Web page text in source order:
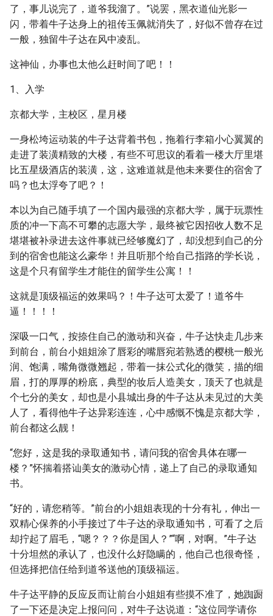
了，事儿说完了，道爷我溜了。”说罢，黑衣道仙光影一
闪，带着牛子达身上的祖传玉佩就消失了，好似不曾存在过
一般，独留牛子达在风中凌乱。
这神仙，办事也太他么赶时间了吧！！
1、入学
京都大学，主校区，星月楼
一身松垮运动装的牛子达背着书包，拖着行李箱小心翼翼的
走进了装潢精致的大楼，有些不可思议的看着一楼大厅里堪
比五星级酒店的装潢，这，这难道就是他未来要住的宿舍了
吗？也太浮夸了吧？！
本以为自己随手填了一个国内最强的京都大学，属于玩票性
质的冲一下高不可攀的志愿大学，最终被它因招收人数不足
堪堪被补录进去这件事就已经够魔幻了，却没想到自己的分
到的宿舍也能这么豪华！并且听那个给自己指路的学长说，
这是个只有留学生才能住的留学生公寓！！
这就是顶级福运的效果吗？！牛子达可太爱了！道爷牛
逼！！！！
深吸一口气，按捺住自己的激动和兴奋，牛子达快走几步来
到前台，前台小姐姐涂了唇彩的嘴唇宛若熟透的樱桃一般光
润、饱满，嘴角微微翘起，带着一抹公式化的微笑，描的细
眉，打的厚厚的粉底，典型的妆后人造美女，顶天了也就是
个七分的美女，却也是小县城出身的牛子达从未见过的大美
人了，看得他牛子达异彩连连，心中感慨不愧是京都大学，
前台都这么靓！
“您好，这是我的录取通知书，请问我的宿舍具体在哪一
楼？”怀揣着搭讪美女的激动心情，递上了自己的录取通知
书。
“好的，请您稍等。”前台的小姐姐表现的十分有礼，伸出一
双精心保养的小手接过了牛子达的录取通知书，可看了之后
却拧起了眉毛，“嗯？？？你是国人？”“啊，对啊。”牛子达
十分坦然的承认了，也没什么好隐瞒的，他自己也很奇怪，
但选择把信任给到道爷送他的顶级福运。
牛子达平静的反应反而让前台小姐姐有些摸不准了，她踟蹰
了一下还是决定上报问问，对牛子达说道：“这位同学请你